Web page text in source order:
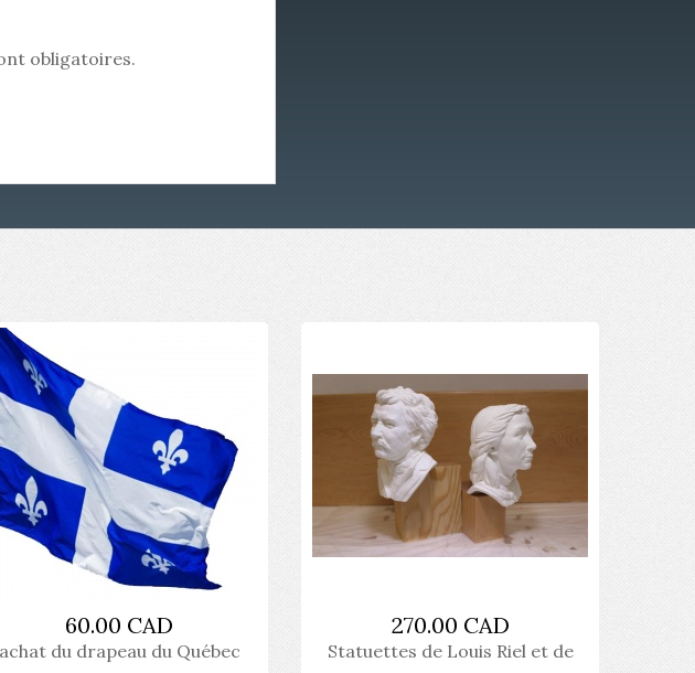
obligatoires.
60.00 CAD
achat du drapeau du Québec
270.00 CAD
Statuettes de Louis Riel et de